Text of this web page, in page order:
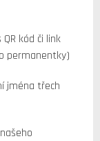
kód či link
permanentky)
jména třech